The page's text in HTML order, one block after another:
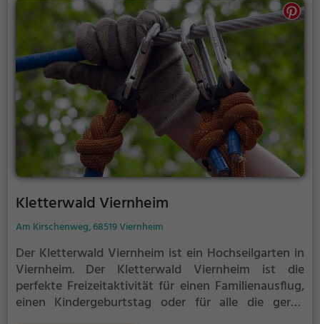
Kletterwald Viernheim
Am Kirschenweg, 68519 Viernheim
Der Kletterwald Viernheim ist ein Hochseilgarten in
Viernheim. Der Kletterwald Viernheim ist die
perfekte Freizeitaktivität für einen Familienausflug,
einen Kindergeburtstag oder für alle die gerne